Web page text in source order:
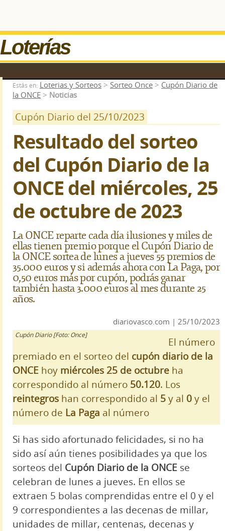
Loterías
Estás en: Loterias y Sorteos > Sorteo Once > Cupón Diario de
la ONCE > Noticias
Cupón Diario del 25/10/2023
Resultado del sorteo
del Cupón Diario de la
ONCE del miércoles, 25
de octubre de 2023
La ONCE reparte cada día ilusiones y miles de
ellas tienen premio porque el Cupón Diario de
la ONCE sortea de lunes a jueves 55 premios de
35.000 euros y si además ahora con La Paga, por
0,50 euros más por cupón, podrás ganar
también hasta 3.000 euros al mes durante 25
años.
diariovasco.com | 25/10/2023
Cupón Diario [Foto: Once]
El número
premiado en el sorteo del cupón diario de la
ONCE hoy miércoles 25 de octubre ha
correspondido al número 50.120. Los
reintegros han correspondido al 5y al 0y el
número de La Paga al número
Si has sido afortunado felicidades, si no ha
sido así aún tienes posibilidades ya que los
sorteos del Cupón Diario de la ONCE se
celebran de lunes a jueves. En ellos se
extraen 5 bolas comprendidas entre el 0 y el
9 correspondientes a las decenas de millar,
unidades de millar, centenas, decenas y